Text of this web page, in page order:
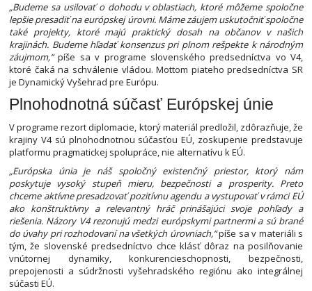
„Budeme sa usilovať o dohodu v oblastiach, ktoré môžeme spoločne
lepšie presadiť na európskej úrovni. Máme záujem uskutočniť spoločne
také projekty, ktoré majú praktický dosah na občanov v našich
krajinách. Budeme hľadať konsenzus pri plnom rešpekte k národným
záujmom,“píše sa v programe slovenského predsedníctva vo V4,
ktoré čaká na schválenie vládou. Mottom piateho predsedníctva SR
je Dynamický Vyšehrad pre Európu.
Plnohodnotná súčasť Európskej únie
V programe rezort diplomacie, ktorý materiál predložil, zdôrazňuje, že
krajiny V4 sú plnohodnotnou súčasťou EÚ, zoskupenie predstavuje
platformu pragmatickej spolupráce, nie alternatívu k EÚ.
„Európska únia je náš spoločný existenčný priestor, ktorý nám
poskytuje vysoký stupeň mieru, bezpečnosti a prosperity. Preto
chceme aktívne presadzovať pozitívnu agendu a vystupovať v rámci EÚ
ako konštruktívny a relevantný hráč prinášajúci svoje pohľady a
riešenia. Názory V4 rezonujú medzi európskymi partnermi a sú brané
do úvahy pri rozhodovaní na všetkých úrovniach,“píše sa v materiáli s
tým, že slovenské predsedníctvo chce klásť dôraz na posilňovanie
vnútornej dynamiky, konkurencieschopnosti, bezpečnosti,
prepojenosti a súdržnosti vyšehradského regiónu ako integrálnej
súčasti EÚ.